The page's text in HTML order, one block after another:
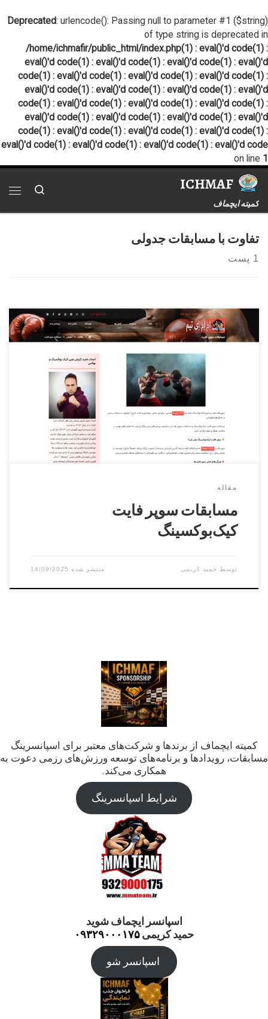
Deprecated: urlencode(): Passing null to parameter #1 ($string)
of type string is deprecated in
/home/ichmafir/public_html/index.php(1) : eval()'d code(1) :
eval()'d code(1) : eval()'d code(1) : eval()'d code(1) : eval()'d
code(1) : eval()'d code(1) : eval()'d code(1) : eval()'d code(1) :
eval()'d code(1) : eval()'d code(1) : eval()'d code(1) : eval()'d
code(1) : eval()'d code(1) : eval()'d code(1) : eval()'d code(1) :
eval()'d code(1) : eval()'d code(1) : eval()'d code(1) : eval()'d
code(1) : eval()'d code(1) : eval()'d code(1) : eval()'d code(1) :
eval()'d code(1) : eval()'d code(1) : eval()'d code(1) : eval()'d code
on line 1
پرش به محتوا
ICHMAF
کمیته ایچماف
Search
تفاوت با مسابقات جدولی
1 پست
Super Fight نبردی فراتر از قهرمانی! سوپر فایت یعنی وقتی دو
مبارز حرفه‌ای، خارج از جدول رسمی، رو در روی هم قرار
می‌گیرن تا قدرت واقعی‌شون رو نشون بدن!اینجا خبری از صعود
مرحله‌ای نیست—فقط یک مبارزه، یک فرصت، یک انفجار هیجان!با
قوانین خاص، داوری دقیق و جایزه‌های ویژه، سوپر فایت‌ها […]
مقاله
مسابقات سوپر فایت
کیک‌بوکسینگ
توسط حمید کریمی 14/09/2025
کمیته ایچماف از برندها و شرکت‌های معتبر برای اسپانسرینگ
مسابقات، رویدادها و برنامه‌های توسعه ورزش‌های رزمی دعوت به
همکاری می‌کند.
شرایط اسپانسرینگ
اسپانسر ایچماف شوید
حمید کریمی۰۹۳۲۹۰۰۰۱۷۵
اسپانسر شو